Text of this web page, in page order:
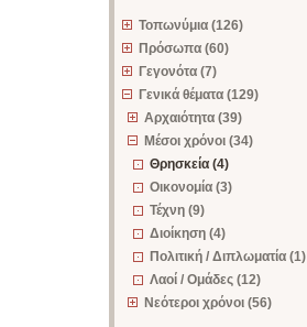
Τοπωνύμια (126)
Πρόσωπα (60)
Γεγονότα (7)
Γενικά θέματα (129)
Αρχαιότητα (39)
Μέσοι χρόνοι (34)
Θρησκεία (4)
Οικονομία (3)
Τέχνη (9)
Διοίκηση (4)
Πολιτική / Διπλωματία (1)
Λαοί / Ομάδες (12)
Νεότεροι χρόνοι (56)